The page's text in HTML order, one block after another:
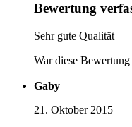
Bewertung
Sehr gute Qualität
War diese
Gaby
21. Oktober 2015